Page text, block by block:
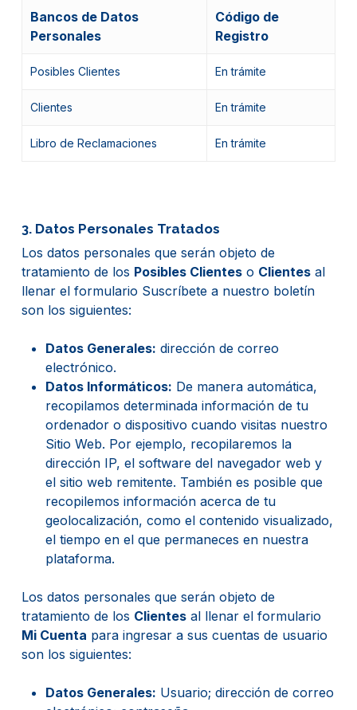
Bancos de Datos
Personales
Código de
Registro
Posibles Clientes En trámite
Clientes En trámite
Libro de Reclamaciones En trámite
3. Datos Personales Tratados
Los datos personales que serán objeto de
tratamiento de los Posibles Clienteso Clientesal
llenar el formulario Suscríbete a nuestro boletín
son los siguientes:
Datos Generales: dirección de correo
electrónico.
Datos Informáticos: De manera automática,
recopilamos determinada información de tu
ordenador o dispositivo cuando visitas nuestro
Sitio Web. Por ejemplo, recopilaremos la
dirección IP, el software del navegador web y
el sitio web remitente. También es posible que
recopilemos información acerca de tu
geolocalización, como el contenido visualizado,
el tiempo en el que permaneces en nuestra
plataforma.
Los datos personales que serán objeto de
tratamiento de los Clientesal llenar el formulario
Mi Cuenta para ingresar a sus cuentas de usuario
son los siguientes:
Datos Generales: Usuario; dirección de correo